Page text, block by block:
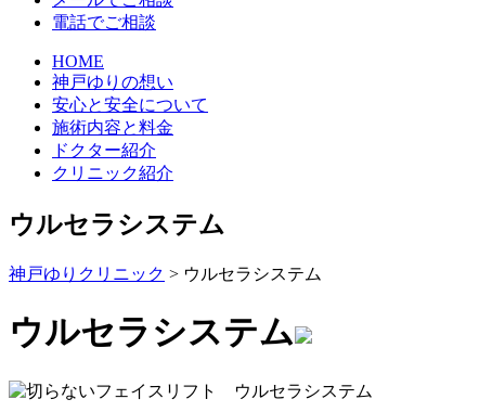
電話でご相談
HOME
神戸ゆりの想い
安心と安全について
施術内容と料金
ドクター紹介
クリニック紹介
ウルセラシステム
神戸ゆりクリニック > ウルセラシステム
ウルセラシステム